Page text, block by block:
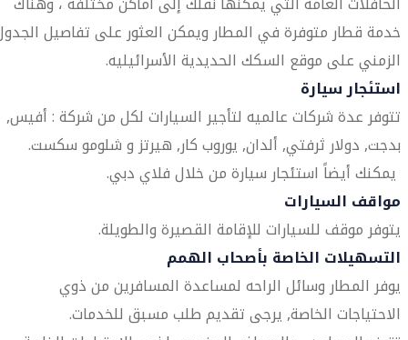
خدمة قطار متوفرة في المطار ويمكن العثور على تفاصيل
الزمني على موقع السكك الحديدية الأسرائيليه.
استئجار سيارة
تتوفر عدة شركات عالميه لتأجير السيارات لكل من شركة : أفيس,
بدجت, دولار ثرفتي, ألدان, يوروب كار, هيرتز و شلومو سكست.
يمكنك أيضاً استئجار سيارة من خلال فلاي دبي.
مواقف السيارات
يتوفر موقف للسيارات للإقامة القصيرة والطويلة.
التسهيلات الخاصة بأصحاب الهمم
يوفر المطار وسائل الراحه لمساعدة المسافرين من ذوي
الاحتياجات الخاصة, يرجى تقديم طلب مسبق للخدمات.